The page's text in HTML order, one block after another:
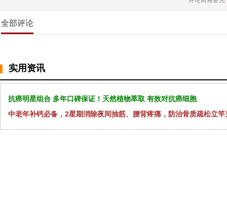
全部评论
实用资讯
抗癌明星组合 多年口碑保证！天然植物萃取 有效对抗癌细胞
中老年补钙必备，2星期消除夜间抽筋、腰背疼痛，防治骨质疏松立竿